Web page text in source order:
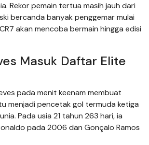
Rekor pemain tertua masih jauh dari
bercanda banyak penggemar mulai
akan mencoba bermain hingga edisi
Masuk Daftar Elite
pada menit keenam membuat
menjadi pencetak gol termuda ketiga
Pada usia 21 tahun 263 hari, ia
pada 2006 dan Gonçalo Ramos